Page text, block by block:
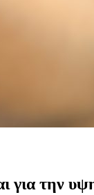
για την